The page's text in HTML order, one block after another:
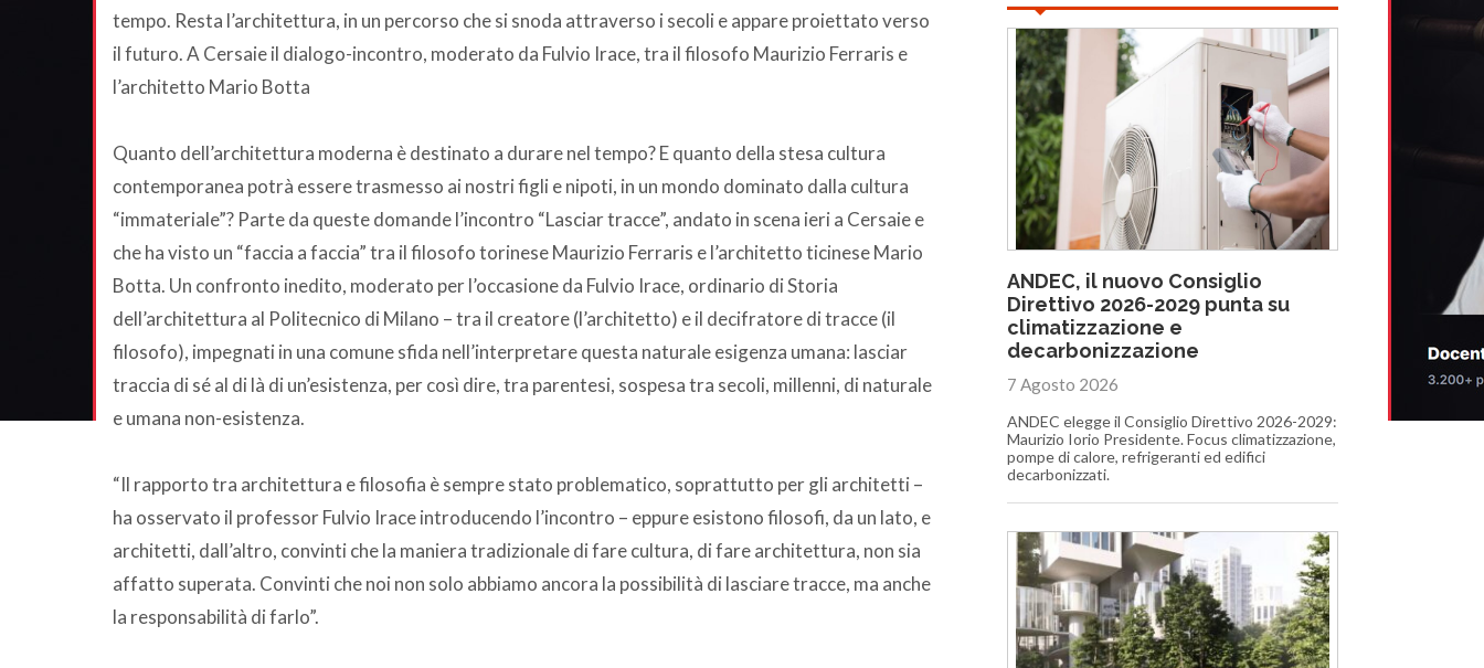
tempo. Resta l’architettura, in un percorso che si snoda attraverso i secoli e appare proiettato verso
il futuro. A Cersaie il dialogo-incontro, moderato da Fulvio Irace, tra il filosofo Maurizio Ferraris e
l’architetto Mario Botta
Quanto dell’architettura moderna è destinato a durare nel tempo? E quanto della stesa cultura
contemporanea potrà essere trasmesso ai nostri figli e nipoti, in un mondo dominato dalla cultura
“immateriale”? Parte da queste domande l’incontro “Lasciar tracce”, andato in scena ieri a Cersaie e
che ha visto un “faccia a faccia” tra il filosofo torinese Maurizio Ferraris e l’architetto ticinese Mario
Botta. Un confronto inedito, moderato per l’occasione da Fulvio Irace, ordinario di Storia
dell’architettura al Politecnico di Milano – tra il creatore (l’architetto) e il decifratore di tracce (il
filosofo), impegnati in una comune sfida nell’interpretare questa naturale esigenza umana: lasciar
traccia di sé al di là di un’esistenza, per così dire, tra parentesi, sospesa tra secoli, millenni, di naturale
e umana non-esistenza.
“Il rapporto tra architettura e filosofia è sempre stato problematico, soprattutto per gli architetti –
ha osservato il professor Fulvio Irace introducendo l’incontro – eppure esistono filosofi, da un lato, e
architetti, dall’altro, convinti che la maniera tradizionale di fare cultura, di fare architettura, non sia
affatto superata. Convinti che noi non solo abbiamo ancora la possibilità di lasciare tracce, ma anche
la responsabilità di farlo”.
ANDEC, il nuovo Consiglio
Direttivo 2026-2029 punta su
climatizzazione e
decarbonizzazione
7 Agosto 2026
ANDEC elegge il Consiglio Direttivo 2026-2029:
Maurizio Iorio Presidente. Focus climatizzazione,
pompe di calore, refrigeranti ed edifici
decarbonizzati.